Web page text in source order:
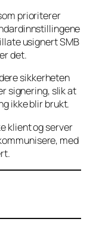
prioriterer
usignert SMB
det.
sikkerheten
signering, slik at
ikke blir brukt.
klient og server
med